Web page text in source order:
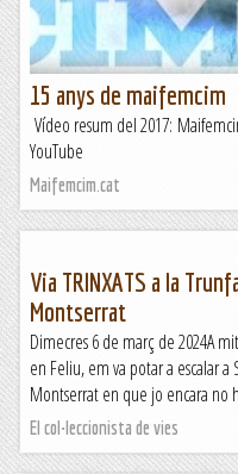
15 anys de maifemcim
Vídeo resum del 2017:
YouTube
Maifemcim.cat
Via TRINXATS a la
Montserrat
Dimecres 6 de març de 2024A
en Feliu, em va potar a escalar
Montserrat en que jo encara no
El col·leccionista de vies